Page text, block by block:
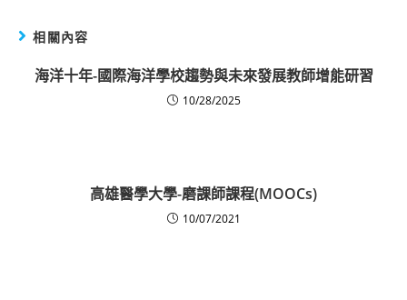
相關內容
海洋十年-國際海洋學校趨勢與未來發展教師增能研習
10/28/2025
高雄醫學大學-磨課師課程(MOOCs)
10/07/2021